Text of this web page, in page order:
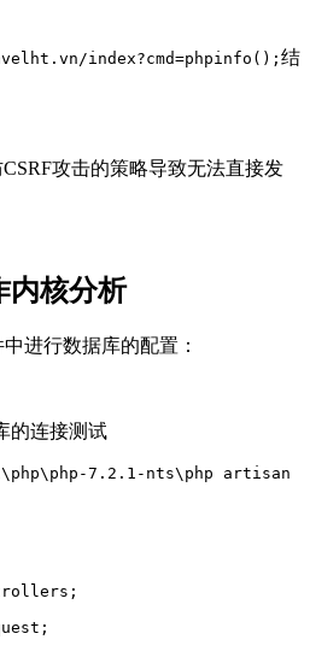
index?cmd=phpinfo(); 结
攻击的策略导致无法直接发
内核分析
进行数据库的配置：
的连接测试
\p hp\p hp-7.2.1-nts\p hp artisan
;
;